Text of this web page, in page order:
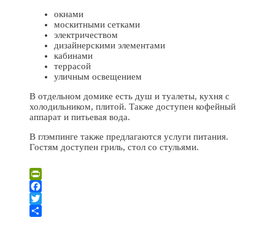
окнами
москитными сетками
электричеством
дизайнерскими элементами
кабинами
террасой
уличным освещением
В отдельном домике есть душ и туалеты, кухня с
холодильником, плитой. Также доступен кофейный
аппарат и питьевая вода.
В глэмпинге также предлагаются услуги питания.
Гостям доступен гриль, стол со стульями.
PrintFriendly
Facebook
Twitter